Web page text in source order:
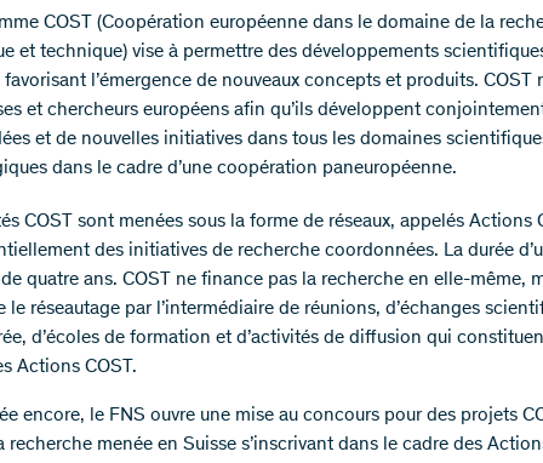
COST (Coopération européenne dans le domaine de la
et technique) vise à permettre des développements
l’émergence de nouveaux concepts et produits. COST
et chercheurs européens afin qu’ils développent
et de nouvelles initiatives dans tous les domaines
dans le cadre d’une coopération paneuropéenne.
COST sont menées sous la forme de réseaux, appelés Actions
des initiatives de recherche coordonnées. La durée
quatre ans. COST ne finance pas la recherche en elle-même,
le réseautage par l’intermédiaire de réunions, d’échanges
d’écoles de formation et d’activités de diffusion qui
Actions COST.
encore, le FNS ouvre une mise au concours pour des projets
recherche menée en Suisse s’inscrivant dans le cadre des